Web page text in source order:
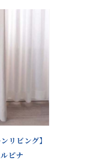
リビング】
ピナ